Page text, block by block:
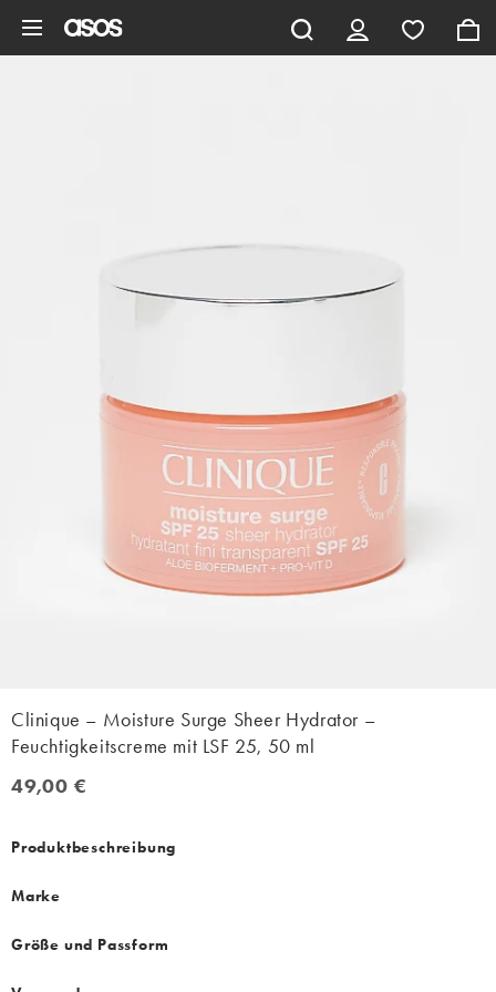
Clinique – Moisture Surge Sheer Hydrator –
Feuchtigkeitscreme mit LSF 25, 50 ml
49,00 €
49,00 €
Produktbeschreibung
Marke
Größe und Passform